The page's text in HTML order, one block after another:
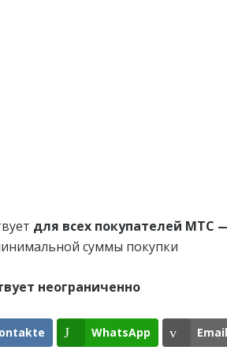
для всех покупателей МТС
суммы покупки
неограниченно
WhatsApp Email